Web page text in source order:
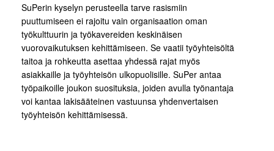
SuPerin kyselyn perusteella tarve rasismiin
puuttumiseen ei rajoitu vain organisaation oman
työkulttuurin ja työkavereiden keskinäisen
vuorovaikutuksen kehittämiseen. Se vaatii työyhteisöltä
taitoa ja rohkeutta asettaa yhdessä rajat myös
asiakkaille ja työyhteisön ulkopuolisille. SuPer antaa
työpaikoille joukon suosituksia, joiden avulla työnantaja
voi kantaa lakisääteinen vastuunsa yhdenvertaisen
työyhteisön kehittämisessä.